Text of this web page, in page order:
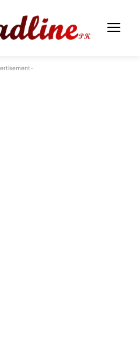
-Advertisement-